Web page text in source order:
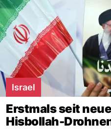
Israel
Erstmals seit
Hisbollah-